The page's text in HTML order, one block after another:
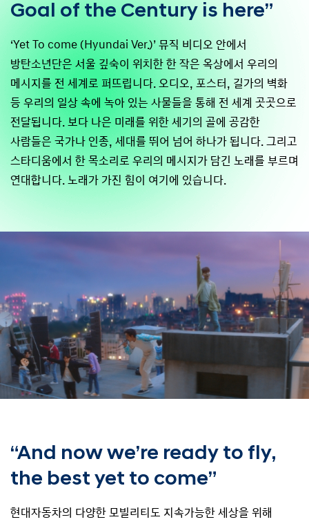
Goal of the Century is here”
‘Yet To come (Hyundai Ver.)’ 뮤직 비디오 안에서
방탄소년단은 서울 깊숙이 위치한 한 작은 옥상에서 우리의
메시지를 전 세계로 퍼뜨립니다. 오디오, 포스터, 길가의 벽화
등 우리의 일상 속에 녹아 있는 사물들을 통해 전 세계 곳곳으로
전달됩니다. 보다 나은 미래를 위한 세기의 골에 공감한
사람들은 국가나 인종, 세대를 뛰어 넘어 하나가 됩니다. 그리고
스타디움에서 한 목소리로 우리의 메시지가 담긴 노래를 부르며
연대합니다. 노래가 가진 힘이 여기에 있습니다.
“And now we’re ready to fly,
the best yet to come”
현대자동차의 다양한 모빌리티도 지속가능한 세상을 위해